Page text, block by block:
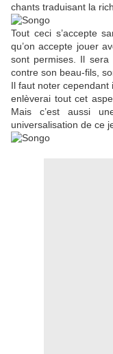
chants traduisant la
Tout ceci s’accepte
qu’on accepte jouer
sont permises. Il sera
contre son beau-fils,
Il faut noter cependant
enlèverai tout cet
Mais c’est aussi
universalisation de ce